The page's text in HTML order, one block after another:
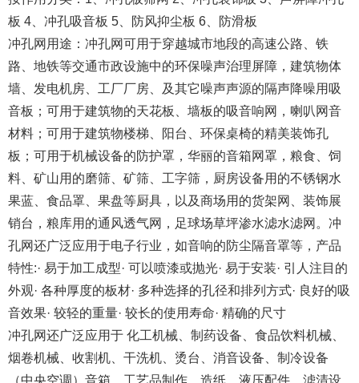
板 4、冲孔吸音板 5、防风抑尘板 6、防滑板
冲孔网用途：冲孔网可用于穿越城市地段的高速公路、铁
路、地铁等交通市政设施中的环保噪声治理屏障，建筑物体
墙、发电机房、工厂厂房、及其它噪声声源的隔声降噪用吸
音板；可用于建筑物的天花板、墙板的吸音响网，喇叭网音
材料；可用于建筑物楼梯、阳台、环保桌椅的精美装饰孔
板；可用于机械设备的防护罩，华丽的音箱网罩，粮食、饲
料、矿山用的磨筛、矿筛、工字筛，厨房设备用的不锈钢水
果蓝、食品罩、果盘等厨具，以及商场用的货架网、装饰展
销台，粮库用的通风透气网，足球场草坪渗水滤水滤网。冲
孔网还广泛应用于电子行业，如音响的防尘隔音罩等，产品
特性:· 易于加工成型· 可以喷漆或抛光· 易于安装· 引人注目的
外观· 各种厚度的板材· 多种选择的孔径和排列方式· 良好的吸
音效果· 较轻的重量· 较长的使用寿命· 精确的尺寸
冲孔网还广泛应用于 化工机械、制药设备、食品饮料机械、
烟卷机械、收割机、干洗机、烫台、消音设备、制冷设备
（中央空调）音箱、工艺品制作、造纸、液压配件、滤清设